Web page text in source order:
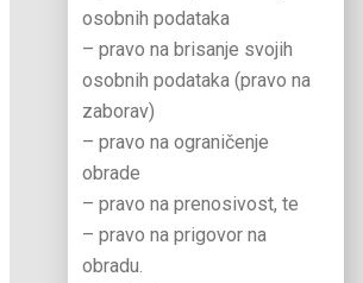
osobnih podataka
– pravo na brisanje svojih
osobnih podataka (pravo na
zaborav)
– pravo na ograničenje
obrade
– pravo na prenosivost, te
– pravo na prigovor na
obradu.